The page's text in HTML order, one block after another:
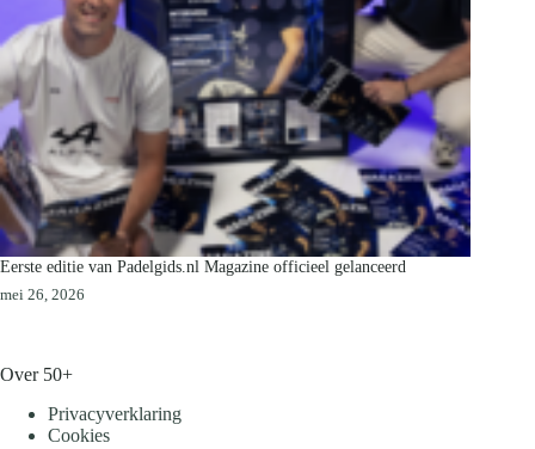
Eerste editie van Padelgids.nl Magazine officieel gelanceerd
mei 26, 2026
Over 50+
Privacyverklaring
Cookies